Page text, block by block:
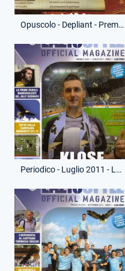
Opuscolo - Depliant - Premio Lazialità 2011
Periodico - Luglio 2011 - Lazio Style Magazine